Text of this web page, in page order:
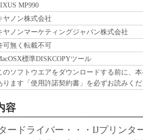
MP990
ヤノン株式会社
ヤノンマーケティングジャパン株式会社
可無く転載不可
標準DISKCOPYツール
のソフトウエアをダウンロードする前に、
ります「使用許諾契約書」を必ずお読みく
容
ードライバー・・・IJプリンタ